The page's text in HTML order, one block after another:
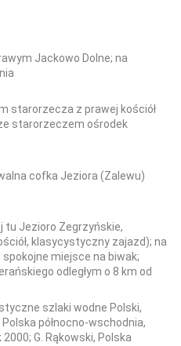
Jackowo Dolne; na
starorzecza z prawej kościół
starorzeczem ośrodek
cofka Jeziora (Zalewu)
tu Jezioro Zegrzyńskie,
klasycystyczny zajazd); na
miejsce na biwak;
odległym o 8 km od
szlaki wodne Polski,
północno-wschodnia,
G. Rąkowski, Polska